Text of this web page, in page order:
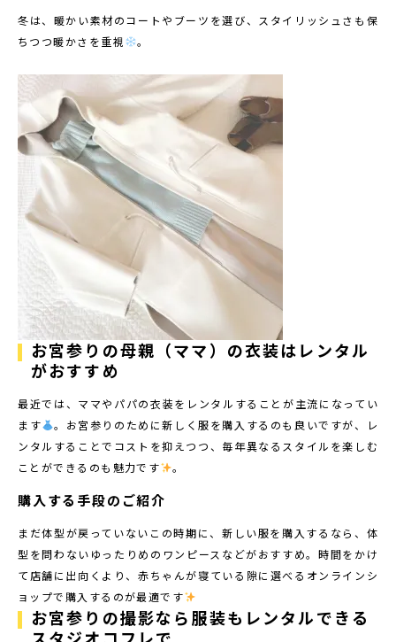
冬は、暖かい素材のコートやブーツを選び、スタイリッシュさも保
ちつつ暖かさを重視
。
お宮参りの母親（ママ）の衣装はレンタル
がおすすめ
最近では、ママやパパの衣装をレンタルすることが主流になってい
ます
。お宮参りのために新しく服を購入するのも良いですが、レ
ンタルすることでコストを抑えつつ、毎年異なるスタイルを楽しむ
ことができるのも魅力です
。
購入する手段のご紹介
まだ体型が戻っていないこの時期に、新しい服を購入するなら、体
型を問わないゆったりめのワンピースなどがおすすめ。時間をかけ
て店舗に出向くより、赤ちゃんが寝ている隙に選べるオンラインシ
ョップで購入するのが最適です
お宮参りの撮影なら服装もレンタルできる